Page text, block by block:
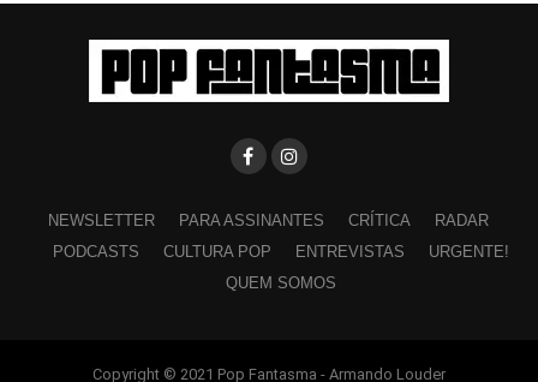
NEWSLETTER PARA ASSINANTES CRÍTICA
RADAR
PODCASTS
CULTURA POP ENTREVISTAS
URGENTE!
QUEM SOMOS
Copyright © 2021 Pop Fantasma - Armando Louder